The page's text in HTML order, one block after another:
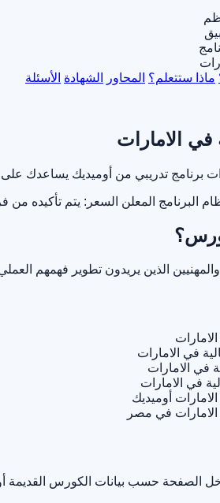
ماذا ستتعلم؟ المحاور الشهادة الأسئلة
في الامارات
برنامج تدريبي من أوميديك
البرنامج المعلن السعر: يتم تأكيده من
الذين يريدون تطوير فهمهم
في الامارات
في الامارات
في الامارات
الامارات أوميديك
الامارات في مصر
الصفحة حسب بيانات الكورس القديمة